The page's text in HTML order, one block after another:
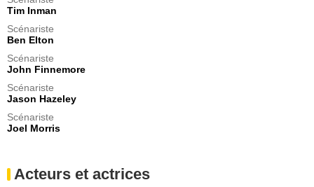
Tim Inman
Scénariste
Ben Elton
Scénariste
John Finnemore
Scénariste
Jason Hazeley
Scénariste
Joel Morris
Acteurs et actrices